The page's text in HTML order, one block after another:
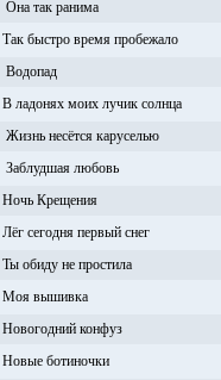
Она так ранима
Так быстро время пробежало
Водопад
В ладонях моих лучик солнца
Жизнь несётся каруселью
Заблудшая любовь
Ночь Крещения
Лёг сегодня первый снег
Ты обиду не простила
Моя вышивка
Новогодний конфуз
Новые ботиночки